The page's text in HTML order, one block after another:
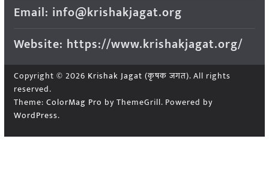
Email: info@krishakjagat.org
Website: https://www.krishakjagat.org/
Copyright © 2026 Krishak Jagat (कृषक जगत). All rights
reserved.
Theme: ColorMag Pro by ThemeGrill. Powered by
WordPress.